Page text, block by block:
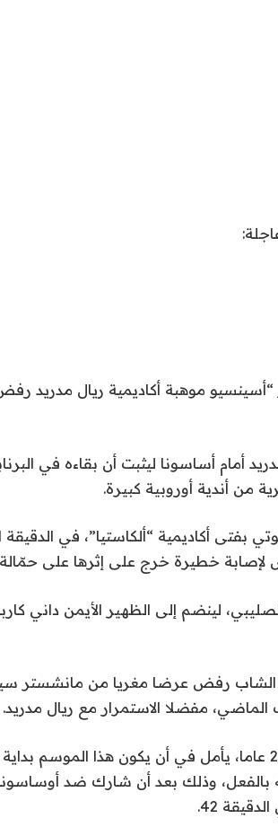
في اشراق العالم24 خبر “أسينسيو موهبة أكاديمية
أمام أساسونا ليثبت أن بقاءه في
من أندية أوروبية كبيرة.
لإصابة خطيرة خرج على إثرها على
لينضم إلى الظهير الأيمن داني
مفضلا الاستمرار مع ريال مدريد.
وأوضحت أن أسينسيو، صاحب الـ21 عاما، يأمل في أن يكون هذا
بالفعل، وذلك بعد أن شارك ضد أوساسونا
42.